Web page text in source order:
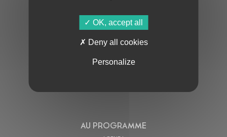
S'ABONNER À LA NEWSLETTER
AU PROGRAMME
OK, accept all
Deny all cookies
Personalize